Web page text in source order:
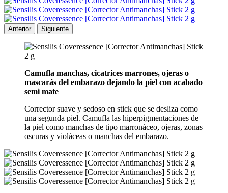
Anterior Siguiente
Camufla manchas, cicatrices marrones, ojeras o
mascarás del embarazo dejando la piel con acabado
semi mate
Corrector suave y sedoso en stick que se desliza como
una segunda piel. Camufla las hiperpigmentaciones de
la piel como manchas de tipo marronáceo, ojeras, zonas
oscuras y violáceas o manchas del embarazo.